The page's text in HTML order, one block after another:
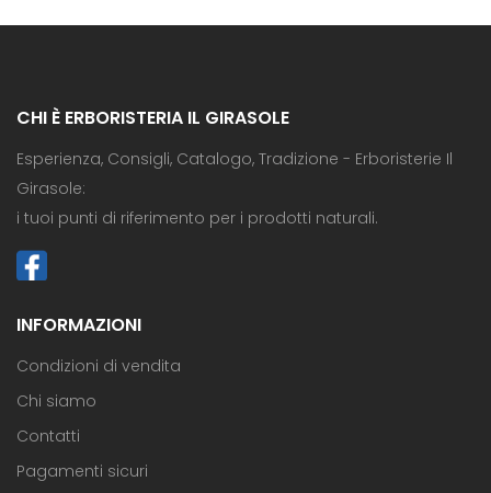
CHI È ERBORISTERIA IL GIRASOLE
Esperienza, Consigli, Catalogo, Tradizione - Erboristerie Il
Girasole:
i tuoi punti di riferimento per i prodotti naturali.
INFORMAZIONI
Condizioni di vendita
Chi siamo
Contatti
Pagamenti sicuri